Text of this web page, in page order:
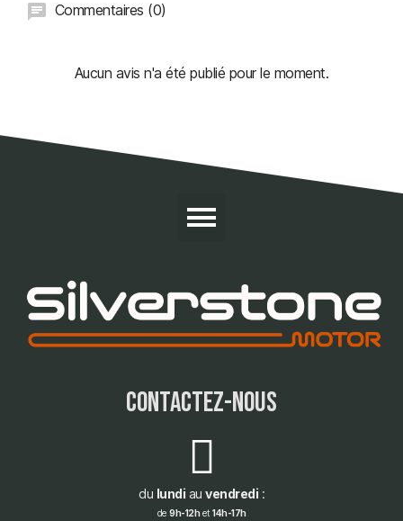
Commentaires (0)
Aucun avis n'a été publié pour le moment.
contactez-nous
du lundi au vendredi :
de 9h-12het 14h-17h